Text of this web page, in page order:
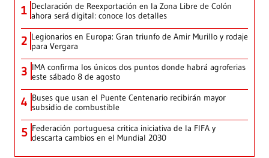
1 Declaración de Reexportación en la Zona Libre de Colón
ahora será digital: conoce los detalles
2 Legionarios en Europa: Gran triunfo de Amir Murillo y rodaje
para Vergara
3 IMA confirma los únicos dos puntos donde habrá agroferias
este sábado 8 de agosto
4 Buses que usan el Puente Centenario recibirán mayor
subsidio de combustible
5 Federación portuguesa critica iniciativa de la FIFA y
descarta cambios en el Mundial 2030